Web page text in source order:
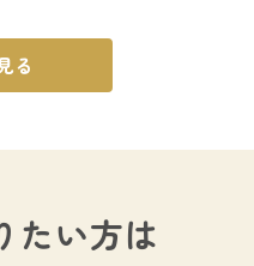
る
たい方は